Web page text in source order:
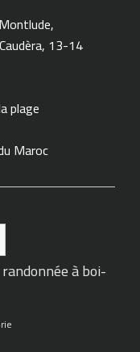
13-14
plage
Maroc
à boi-